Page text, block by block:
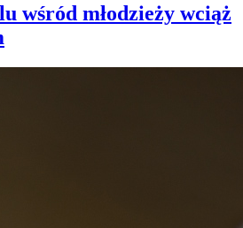
wśród młodzieży wciąż